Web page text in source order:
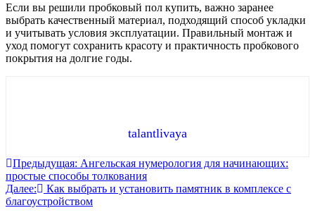
Если вы решили пробковый пол купить, важно заранее
выбрать качественный материал, подходящий способ укладки
и учитывать условия эксплуатации. Правильный монтаж и
уход помогут сохранить красоту и практичность пробкового
покрытия на долгие годы.
talantlivaya
Навигация
по
записям
Предыдущая: Ангельская нумерология для начинающих:
простые способы толкования
Далее:
Как выбрать и установить памятник в комплексе с
благоустройством